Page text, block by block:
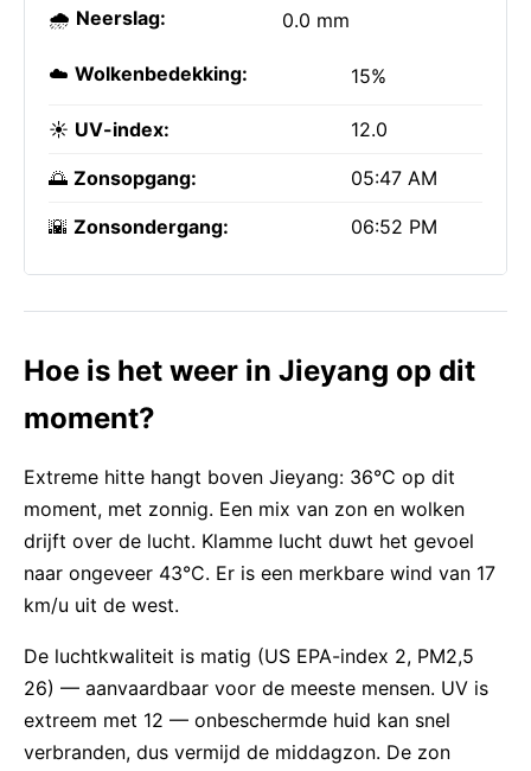
🌧️ Neerslag: 0.0 mm
☁️ Wolkenbedekking: 15%
☀️ UV-index: 12.0
🌅 Zonsopgang: 05:47 AM
🌇 Zonsondergang: 06:52 PM
Hoe is het weer in Jieyang op dit
moment?
Extreme hitte hangt boven Jieyang: 36°C op dit
moment, met zonnig. Een mix van zon en wolken
drijft over de lucht. Klamme lucht duwt het gevoel
naar ongeveer 43°C. Er is een merkbare wind van 17
km/u uit de west.
De luchtkwaliteit is matig (US EPA-index 2, PM2,5
26) — aanvaardbaar voor de meeste mensen. UV is
extreem met 12 — onbeschermde huid kan snel
verbranden, dus vermijd de middagzon. De zon